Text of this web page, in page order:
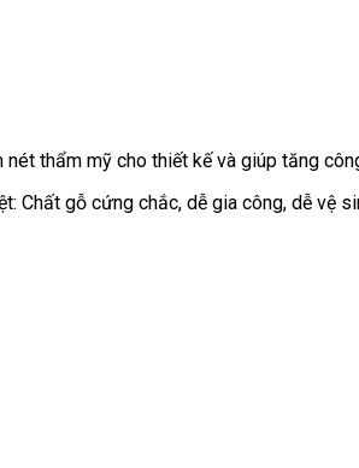
thẩm mỹ cho thiết kế và giúp tăng
gỗ cứng chắc, dễ gia công, dễ vệ